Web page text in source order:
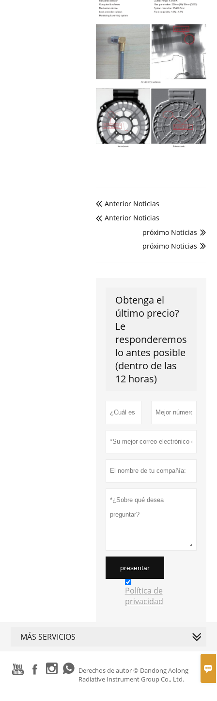

 Anterior Noticias
 Anterior Noticias

próximo Noticias

próximo Noticias
Obtenga el
último precio?
Le
responderemos
lo antes posible
(dentro de las
12 horas)
presentar
Política de
privacidad
MÁS SERVICIOS
    Derechos de autor © Dandong Aolong
Radiative Instrument Group Co., Ltd.